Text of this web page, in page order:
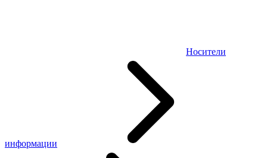
Носители
информации